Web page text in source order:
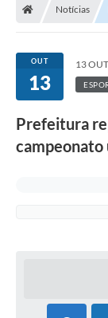
Notícias
OUT
13
13
Prefeitura